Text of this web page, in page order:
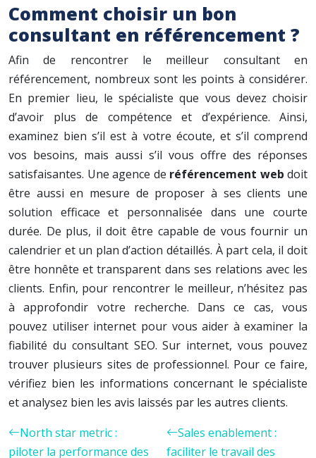
Comment choisir un bon
consultant en référencement ?
Afin de rencontrer le meilleur consultant en
référencement, nombreux sont les points à considérer.
En premier lieu, le spécialiste que vous devez choisir
d’avoir plus de compétence et d’expérience. Ainsi,
examinez bien s’il est à votre écoute, et s’il comprend
vos besoins, mais aussi s’il vous offre des réponses
satisfaisantes. Une agence de référencement web doit
être aussi en mesure de proposer à ses clients une
solution efficace et personnalisée dans une courte
durée. De plus, il doit être capable de vous fournir un
calendrier et un plan d’action détaillés. À part cela, il doit
être honnête et transparent dans ses relations avec les
clients. Enfin, pour rencontrer le meilleur, n’hésitez pas
à approfondir votre recherche. Dans ce cas, vous
pouvez utiliser internet pour vous aider à examiner la
fiabilité du consultant SEO. Sur internet, vous pouvez
trouver plusieurs sites de professionnel. Pour ce faire,
vérifiez bien les informations concernant le spécialiste
et analysez bien les avis laissés par les autres clients.
North star metric :
piloter la performance des
Sales enablement :
faciliter le travail des